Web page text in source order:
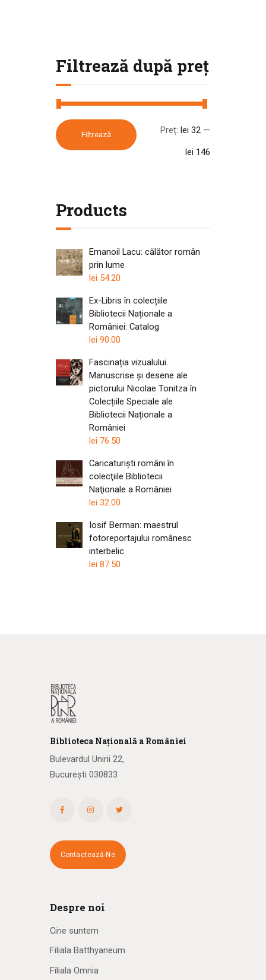
Filtrează după preț
Filtrează Preț: lei 32 —
lei 146
Products
Emanoil Lacu: călător român
prin lume
lei 54.20
Ex-Libris în colecțiile
Bibliotecii Naționale a
României: Catalog
lei 90.00
Fascinația vizualului.
Manuscrise și desene ale
pictorului Nicolae Tonitza în
Colecțiile Speciale ale
Bibliotecii Naționale a
României
lei 76.50
Caricaturişti români în
colecţiile Bibliotecii
Naţionale a României
lei 32.00
Iosif Berman: maestrul
fotoreportajului românesc
interbelic
lei 87.50
Biblioteca Națională a României
Bulevardul Unirii 22,
București 030833
Contactează-Ne
Despre noi
Cine suntem
Filiala Batthyaneum
Filiala Omnia